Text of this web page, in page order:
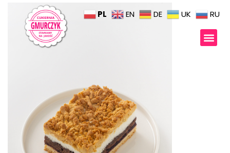
PL EN DE UK RU